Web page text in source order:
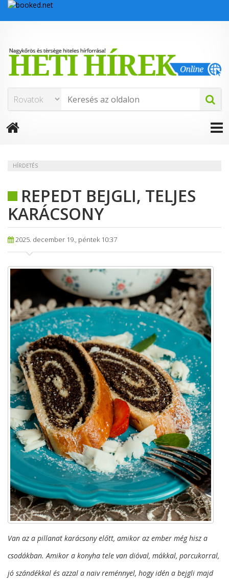
HÍRDETÉS
REPEDT BEJGLI, TELJES
KARÁCSONY
2025. december 19., péntek 10:37
Van az a pillanat karácsony előtt, amikor az ember még hisz a
csodákban. Amikor a konyha tele van dióval, mákkal, porcukorral,
jó szándékkal és azzal a naiv reménnyel, hogyidén a bejgli majd